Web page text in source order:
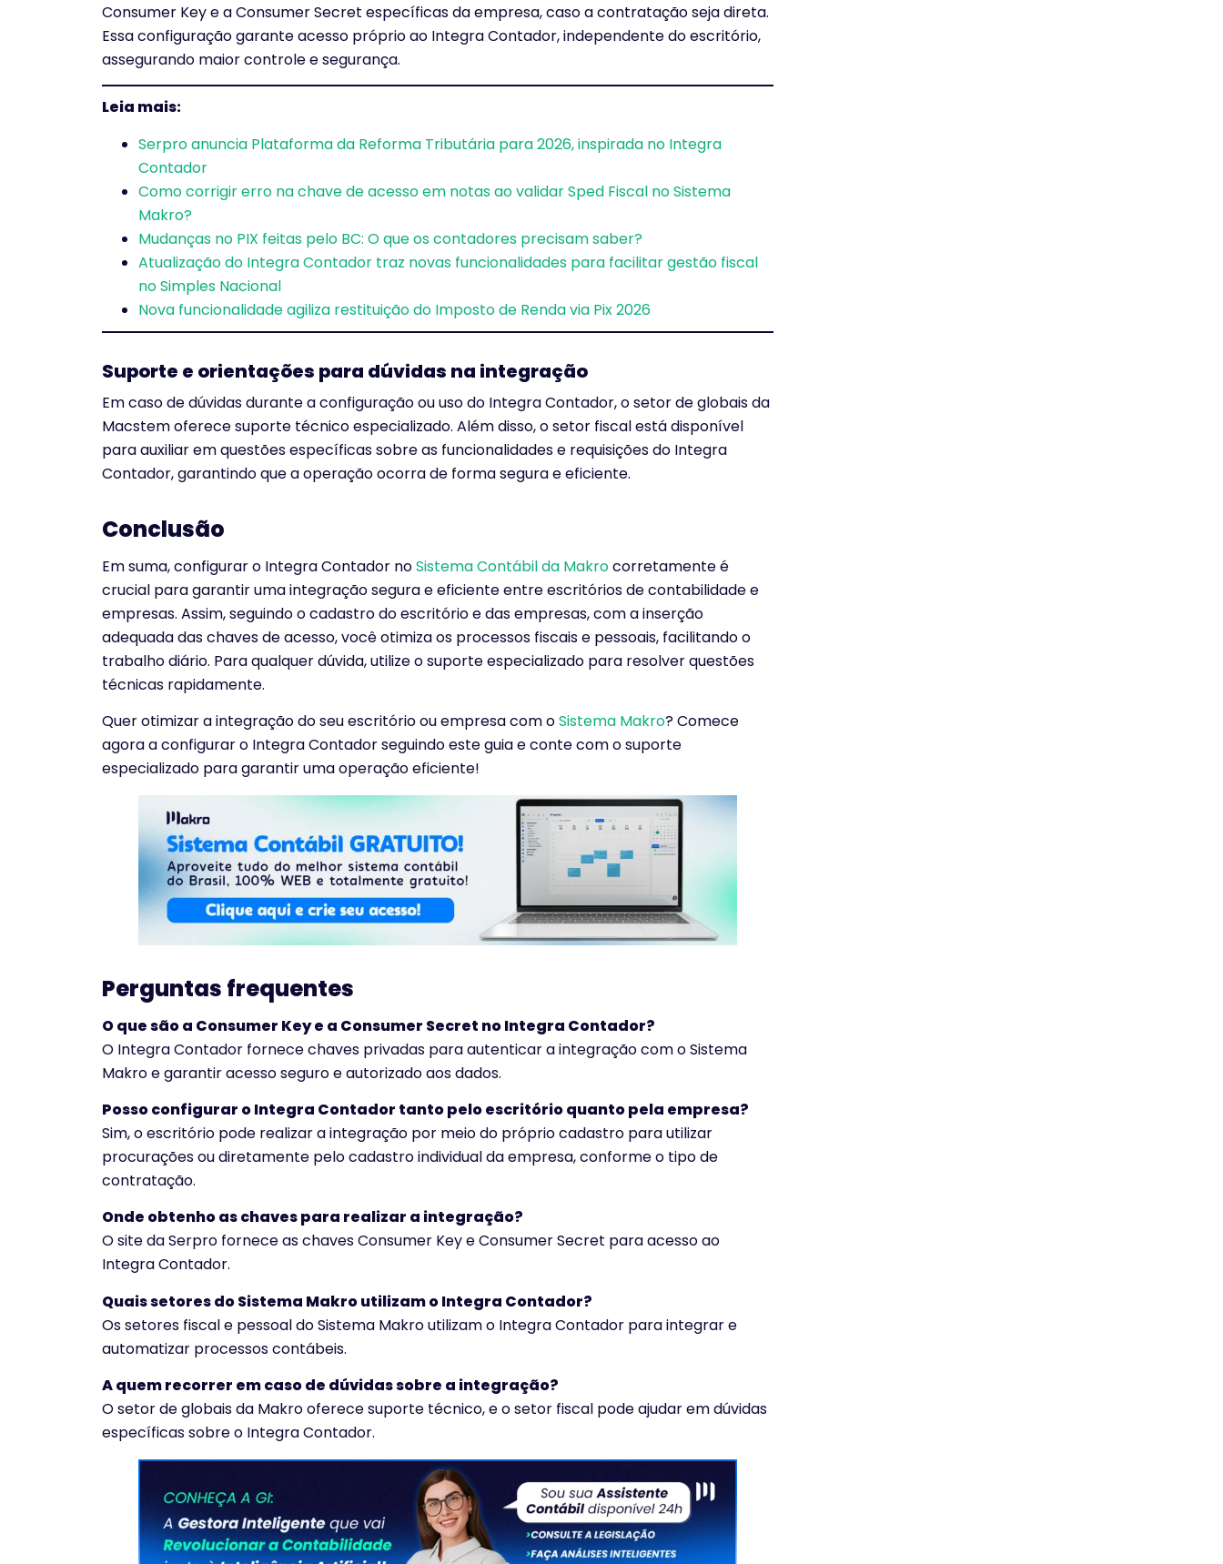
Consumer Key e a Consumer Secret específicas da empresa, caso a contratação seja direta.
Essa configuração garante acesso próprio ao Integra Contador, independente do escritório,
assegurando maior controle e segurança.
Leia mais:
Serpro anuncia Plataforma da Reforma Tributária para 2026, inspirada no Integra
Contador
Como corrigir erro na chave de acesso em notas ao validar Sped Fiscal no Sistema
Makro?
Mudanças no PIX feitas pelo BC: O que os contadores precisam saber?
Atualização do Integra Contador traz novas funcionalidades para facilitar gestão fiscal
no Simples Nacional
Nova funcionalidade agiliza restituição do Imposto de Renda via Pix 2026
Suporte e orientações para dúvidas na integração
Em caso de dúvidas durante a configuração ou uso do Integra Contador, o setor de globais da
Macstem oferece suporte técnico especializado. Além disso, o setor fiscal está disponível
para auxiliar em questões específicas sobre as funcionalidades e requisições do Integra
Contador, garantindo que a operação ocorra de forma segura e eficiente.
Conclusão
Em suma, configurar o Integra Contador noSistema Contábil da Makrocorretamente é
crucial para garantir uma integração segura e eficiente entre escritórios de contabilidade e
empresas. Assim, seguindo o cadastro do escritório e das empresas, com a inserção
adequada das chaves de acesso, você otimiza os processos fiscais e pessoais, facilitando o
trabalho diário. Para qualquer dúvida, utilize o suporte especializado para resolver questões
técnicas rapidamente.
Quer otimizar a integração do seu escritório ou empresa com oSistema Makro? Comece
agora a configurar o Integra Contador seguindo este guia e conte com o suporte
especializado para garantir uma operação eficiente!
Perguntas frequentes
O que são a Consumer Key e a Consumer Secret no Integra Contador?
O Integra Contador fornece chaves privadas para autenticar a integração com o Sistema
Makro e garantir acesso seguro e autorizado aos dados.
Posso configurar o Integra Contador tanto pelo escritório quanto pela empresa?
Sim, o escritório pode realizar a integração por meio do próprio cadastro para utilizar
procurações ou diretamente pelo cadastro individual da empresa, conforme o tipo de
contratação.
Onde obtenho as chaves para realizar a integração?
O site da Serpro fornece as chaves Consumer Key e Consumer Secret para acesso ao
Integra Contador.
Quais setores do Sistema Makro utilizam o Integra Contador?
Os setores fiscal e pessoal do Sistema Makro utilizam o Integra Contador para integrar e
automatizar processos contábeis.
A quem recorrer em caso de dúvidas sobre a integração?
O setor de globais da Makro oferece suporte técnico, e o setor fiscal pode ajudar em dúvidas
específicas sobre o Integra Contador.